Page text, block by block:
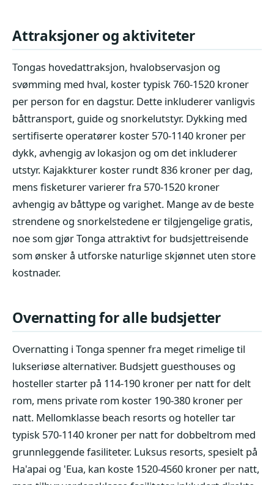
Attraksjoner og aktiviteter
Tongas hovedattraksjon, hvalobservasjon og
svømming med hval, koster typisk 760-1520 kroner
per person for en dagstur. Dette inkluderer vanligvis
båttransport, guide og snorkelutstyr. Dykking med
sertifiserte operatører koster 570-1140 kroner per
dykk, avhengig av lokasjon og om det inkluderer
utstyr. Kajakkturer koster rundt 836 kroner per dag,
mens fisketurer varierer fra 570-1520 kroner
avhengig av båttype og varighet. Mange av de beste
strendene og snorkelstedene er tilgjengelige gratis,
noe som gjør Tonga attraktivt for budsjettreisende
som ønsker å utforske naturlige skjønnet uten store
kostnader.
Overnatting for alle budsjetter
Overnatting i Tonga spenner fra meget rimelige til
lukseriøse alternativer. Budsjett guesthouses og
hosteller starter på 114-190 kroner per natt for delt
rom, mens private rom koster 190-380 kroner per
natt. Mellomklasse beach resorts og hoteller tar
typisk 570-1140 kroner per natt for dobbeltrom med
grunnleggende fasiliteter. Luksus resorts, spesielt på
Ha'apai og 'Eua, kan koste 1520-4560 kroner per natt,